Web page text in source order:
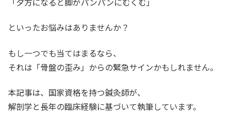
といったお悩みはありませんか？
もし一つでも当てはまるなら、
それは「骨盤の歪み」からの緊急サインかもしれません。
本記事は、国家資格を持つ鍼灸師が、
解剖学と長年の臨床経験に基づいて執筆しています。